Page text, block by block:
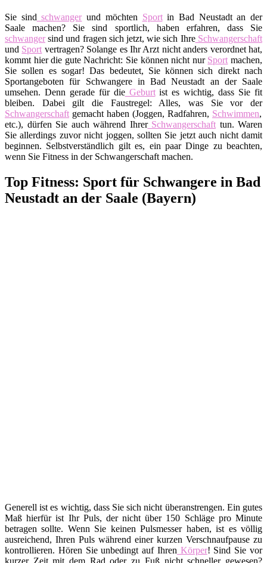
Sie sind schwangerund möchten Sportin Bad Neustadt an der
Saale machen? Sie sind sportlich, haben erfahren, dass Sie
schwangersind und fragen sich jetzt, wie sich IhreSchwangerschaft
und Sport vertragen? Solange es Ihr Arzt nicht anders verordnet hat,
kommt hier die gute Nachricht: Sie können nicht nur Sport machen,
Sie sollen es sogar! Das bedeutet, Sie können sich direkt nach
Sportangeboten für Schwangere in Bad Neustadt an der Saale
umsehen. Denn gerade für dieGeburtist es wichtig, dass Sie fit
bleiben. Dabei gilt die Faustregel: Alles, was Sie vor der
Schwangerschaft gemacht haben (Joggen, Radfahren, Schwimmen,
etc.), dürfen Sie auch während IhrerSchwangerschaft tun. Waren
Sie allerdings zuvor nicht joggen, sollten Sie jetzt auch nicht damit
beginnen. Selbstverständlich gilt es, ein paar Dinge zu beachten,
wenn Sie Fitness in der Schwangerschaft machen.
Top Fitness: Sport für Schwangere in Bad
Neustadt an der Saale (Bayern)
Generell ist es wichtig, dass Sie sich nicht überanstrengen. Ein gutes
Maß hierfür ist Ihr Puls, der nicht über 150 Schläge pro Minute
betragen sollte. Wenn Sie keinen Pulsmesser haben, ist es völlig
ausreichend, Ihren Puls während einer kurzen Verschnaufpause zu
kontrollieren. Hören Sie unbedingt auf Ihren Körper! Sind Sie vor
kurzer Zeit mit dem Rad oder zu Fuß nicht schneller gewesen?